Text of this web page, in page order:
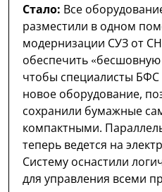
Стало: Все
разместили в одном
модернизации СУЗ от
обеспечить
чтобы специалисты
новое оборудование,
сохранили бумажные
компактными.
теперь ведется на
Систему оснастили
для управления всеми